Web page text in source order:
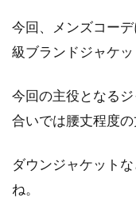
今回、メンズコー
級ブランドジャケッ
今回の主役となる
合いでは腰丈程度の
ダウンジャケット
ね。